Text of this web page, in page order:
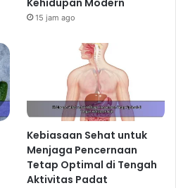
Kehidupan Modern
15 jam ago
Kebiasaan Sehat untuk
Menjaga Pencernaan
Tetap Optimal di Tengah
Aktivitas Padat